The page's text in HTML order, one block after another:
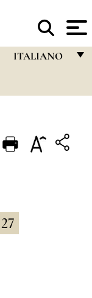
ITALIANO
PORTUGUÊS
POLSKI
27